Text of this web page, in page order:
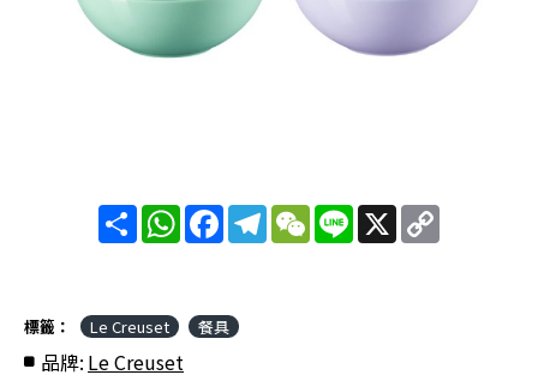
分
享
WhatsAppFacebookTelegram
WeChat
Line X Copy
Link
標籤： Le Creuset 餐具
品牌: Le Creuset